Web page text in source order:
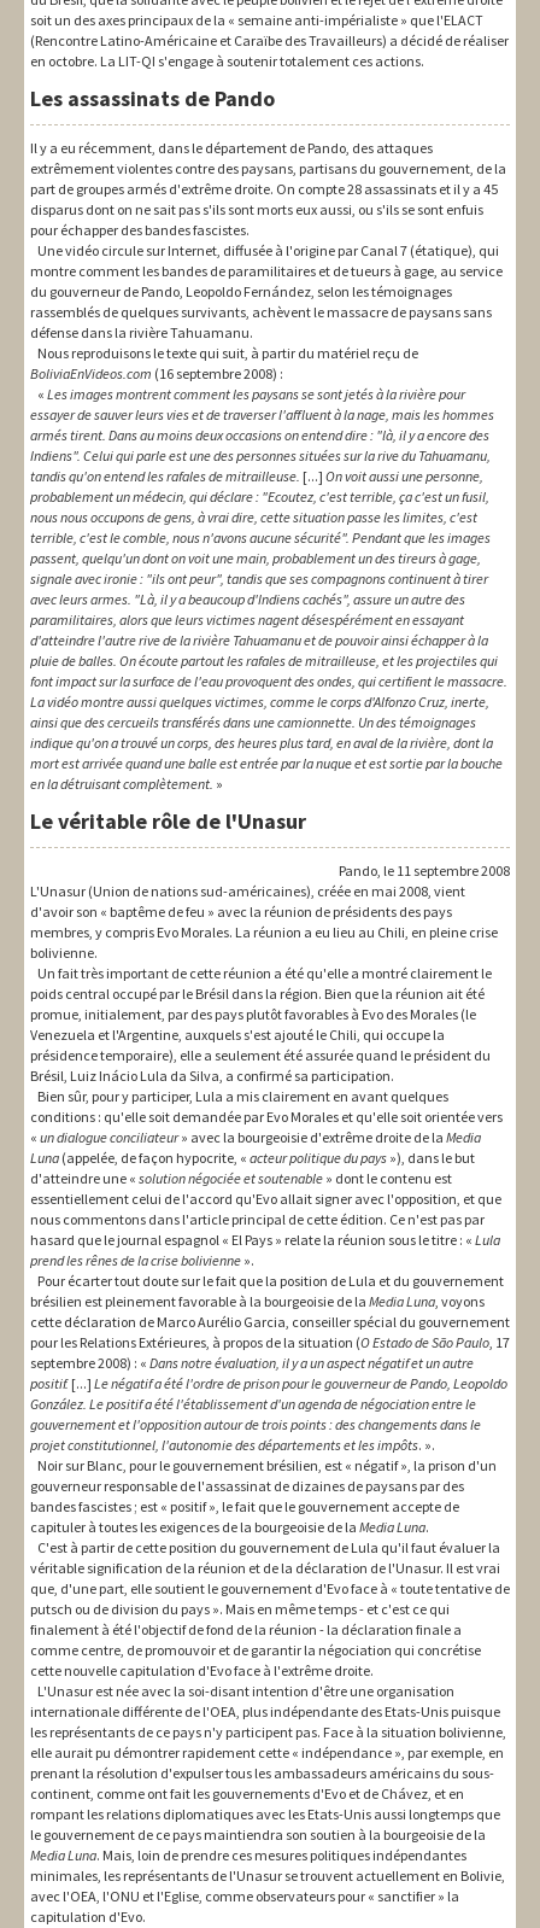
soit un des axes principaux de la « semaine anti-impérialiste » que l'ELACT
(Rencontre Latino-Américaine et Caraïbe des Travailleurs) a décidé de réaliser
en octobre. La LIT-QI s'engage à soutenir totalement ces actions.
Les assassinats de Pando
Il y a eu récemment, dans le département de Pando, des attaques
extrêmement violentes contre des paysans, partisans du gouvernement, de la
part de groupes armés d'extrême droite. On compte 28 assassinats et il y a 45
disparus dont on ne sait pas s'ils sont morts eux aussi, ou s'ils se sont enfuis
pour échapper des bandes fascistes.
Une vidéo circule sur Internet, diffusée à l'origine par Canal 7 (étatique), qui
montre comment les bandes de paramilitaires et de tueurs à gage, au service
du gouverneur de Pando, Leopoldo Fernández, selon les témoignages
rassemblés de quelques survivants, achèvent le massacre de paysans sans
défense dans la rivière Tahuamanu.
Nous reproduisons le texte qui suit, à partir du matériel reçu de
BoliviaEnVideos.com (16 septembre 2008) :
« Les images montrent comment les paysans se sont jetés à la rivière pour
essayer de sauver leurs vies et de traverser l'affluent à la nage, mais les hommes
armés tirent. Dans au moins deux occasions on entend dire : "là, il y a encore des
Indiens". Celui qui parle est une des personnes situées sur la rive du Tahuamanu,
tandis qu'on entend les rafales de mitrailleuse. [...] On voit aussi une personne,
probablement un médecin, qui déclare : "Ecoutez, c'est terrible, ça c'est un fusil,
nous nous occupons de gens, à vrai dire, cette situation passe les limites, c'est
terrible, c'est le comble, nous n'avons aucune sécurité". Pendant que les images
passent, quelqu'un dont on voit une main, probablement un des tireurs à gage,
signale avec ironie : "ils ont peur", tandis que ses compagnons continuent à tirer
avec leurs armes. "Là, il y a beaucoup d'Indiens cachés", assure un autre des
paramilitaires, alors que leurs victimes nagent désespérément en essayant
d'atteindre l'autre rive de la rivière Tahuamanu et de pouvoir ainsi échapper à la
pluie de balles. On écoute partout les rafales de mitrailleuse, et les projectiles qui
font impact sur la surface de l'eau provoquent des ondes, qui certifient le massacre.
La vidéo montre aussi quelques victimes, comme le corps d'Alfonzo Cruz, inerte,
ainsi que des cercueils transférés dans une camionnette. Un des témoignages
indique qu'on a trouvé un corps, des heures plus tard, en aval de la rivière, dont la
mort est arrivée quand une balle est entrée par la nuque et est sortie par la bouche
en la détruisant complètement. »
Le véritable rôle de l'Unasur
Pando, le 11 septembre 2008
L'Unasur (Union de nations sud-américaines), créée en mai 2008, vient
d'avoir son « baptême de feu » avec la réunion de présidents des pays
membres, y compris Evo Morales. La réunion a eu lieu au Chili, en pleine crise
bolivienne.
Un fait très important de cette réunion a été qu'elle a montré clairement le
poids central occupé par le Brésil dans la région. Bien que la réunion ait été
promue, initialement, par des pays plutôt favorables à Evo des Morales (le
Venezuela et l'Argentine, auxquels s'est ajouté le Chili, qui occupe la
présidence temporaire), elle a seulement été assurée quand le président du
Brésil, Luiz Inácio Lula da Silva, a confirmé sa participation.
Bien sûr, pour y participer, Lula a mis clairement en avant quelques
conditions : qu'elle soit demandée par Evo Morales et qu'elle soit orientée vers
« un dialogue conciliateur» avec la bourgeoisie d'extrême droite de la Media
Luna (appelée, de façon hypocrite, « acteur politique du pays »), dans le but
d'atteindre une « solution négociée et soutenable » dont le contenu est
essentiellement celui de l'accord qu'Evo allait signer avec l'opposition, et que
nous commentons dans l'article principal de cette édition. Ce n'est pas par
hasard que le journal espagnol « El Pays » relate la réunion sous le titre : « Lula
prend les rênes de la crise bolivienne ».
Pour écarter tout doute sur le fait que la position de Lula et du gouvernement
brésilien est pleinement favorable à la bourgeoisie de la Media Luna, voyons
cette déclaration de Marco Aurélio Garcia, conseiller spécial du gouvernement
pour les Relations Extérieures, à propos de la situation (O Estado de São Paulo, 17
septembre 2008) : « Dans notre évaluation, il y a un aspect négatif et un autre
positif. [...] Le négatif a été l'ordre de prison pour le gouverneur de Pando, Leopoldo
González. Le positif a été l'établissement d'un agenda de négociation entre le
gouvernement et l'opposition autour de trois points : des changements dans le
projet constitutionnel, l'autonomie des départements et les impôts. ».
Noir sur Blanc, pour le gouvernement brésilien, est « négatif », la prison d'un
gouverneur responsable de l'assassinat de dizaines de paysans par des
bandes fascistes ; est « positif », le fait que le gouvernement accepte de
capituler à toutes les exigences de la bourgeoisie de la Media Luna.
C'est à partir de cette position du gouvernement de Lula qu'il faut évaluer la
véritable signification de la réunion et de la déclaration de l'Unasur. Il est vrai
que, d'une part, elle soutient le gouvernement d'Evo face à « toute tentative de
putsch ou de division du pays ». Mais en même temps - et c'est ce qui
finalement à été l'objectif de fond de la réunion - la déclaration finale a
comme centre, de promouvoir et de garantir la négociation qui concrétise
cette nouvelle capitulation d'Evo face à l'extrême droite.
L'Unasur est née avec la soi-disant intention d'être une organisation
internationale différente de l'OEA, plus indépendante des Etats-Unis puisque
les représentants de ce pays n'y participent pas. Face à la situation bolivienne,
elle aurait pu démontrer rapidement cette « indépendance », par exemple, en
prenant la résolution d'expulser tous les ambassadeurs américains du sous-
continent, comme ont fait les gouvernements d'Evo et de Chávez, et en
rompant les relations diplomatiques avec les Etats-Unis aussi longtemps que
le gouvernement de ce pays maintiendra son soutien à la bourgeoisie de la
Media Luna. Mais, loin de prendre ces mesures politiques indépendantes
minimales, les représentants de l'Unasur se trouvent actuellement en Bolivie,
avec l'OEA, l'ONU et l'Eglise, comme observateurs pour « sanctifier » la
capitulation d'Evo.